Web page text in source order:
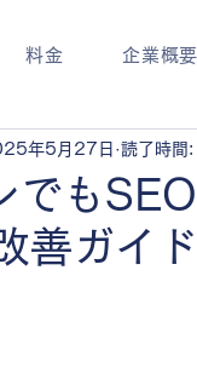
料金 企業概要
でも
善ガイド
年5月27日 読了時間